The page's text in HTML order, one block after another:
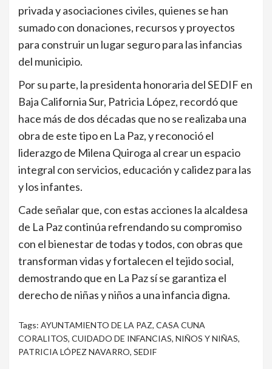
privada y asociaciones civiles, quienes se han
sumado con donaciones, recursos y proyectos
para construir un lugar seguro para las infancias
del municipio.
Por su parte, la presidenta honoraria del SEDIF en
Baja California Sur, Patricia López, recordó que
hace más de dos décadas que no se realizaba una
obra de este tipo en La Paz, y reconoció el
liderazgo de Milena Quiroga al crear un espacio
integral con servicios, educación y calidez para las
y los infantes.
Cade señalar que, con estas acciones la alcaldesa
de La Paz continúa refrendando su compromiso
con el bienestar de todas y todos, con obras que
transforman vidas y fortalecen el tejido social,
demostrando que en La Paz sí se garantiza el
derecho de niñas y niños a una infancia digna.
Tags: AYUNTAMIENTO DE LA PAZ, CASA CUNA
CORALITOS, CUIDADO DE INFANCIAS, NIÑOS Y NIÑAS,
PATRICIA LÓPEZ NAVARRO, SEDIF